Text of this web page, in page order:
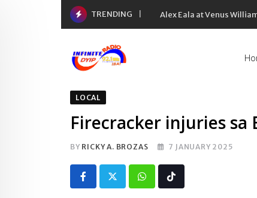
TRENDING Alex Eala at Venus
LOCAL
Firecracker injuries sa
BY RICKY A. BROZAS 7 JANUARY 2025
Whatsapp
Tiktok